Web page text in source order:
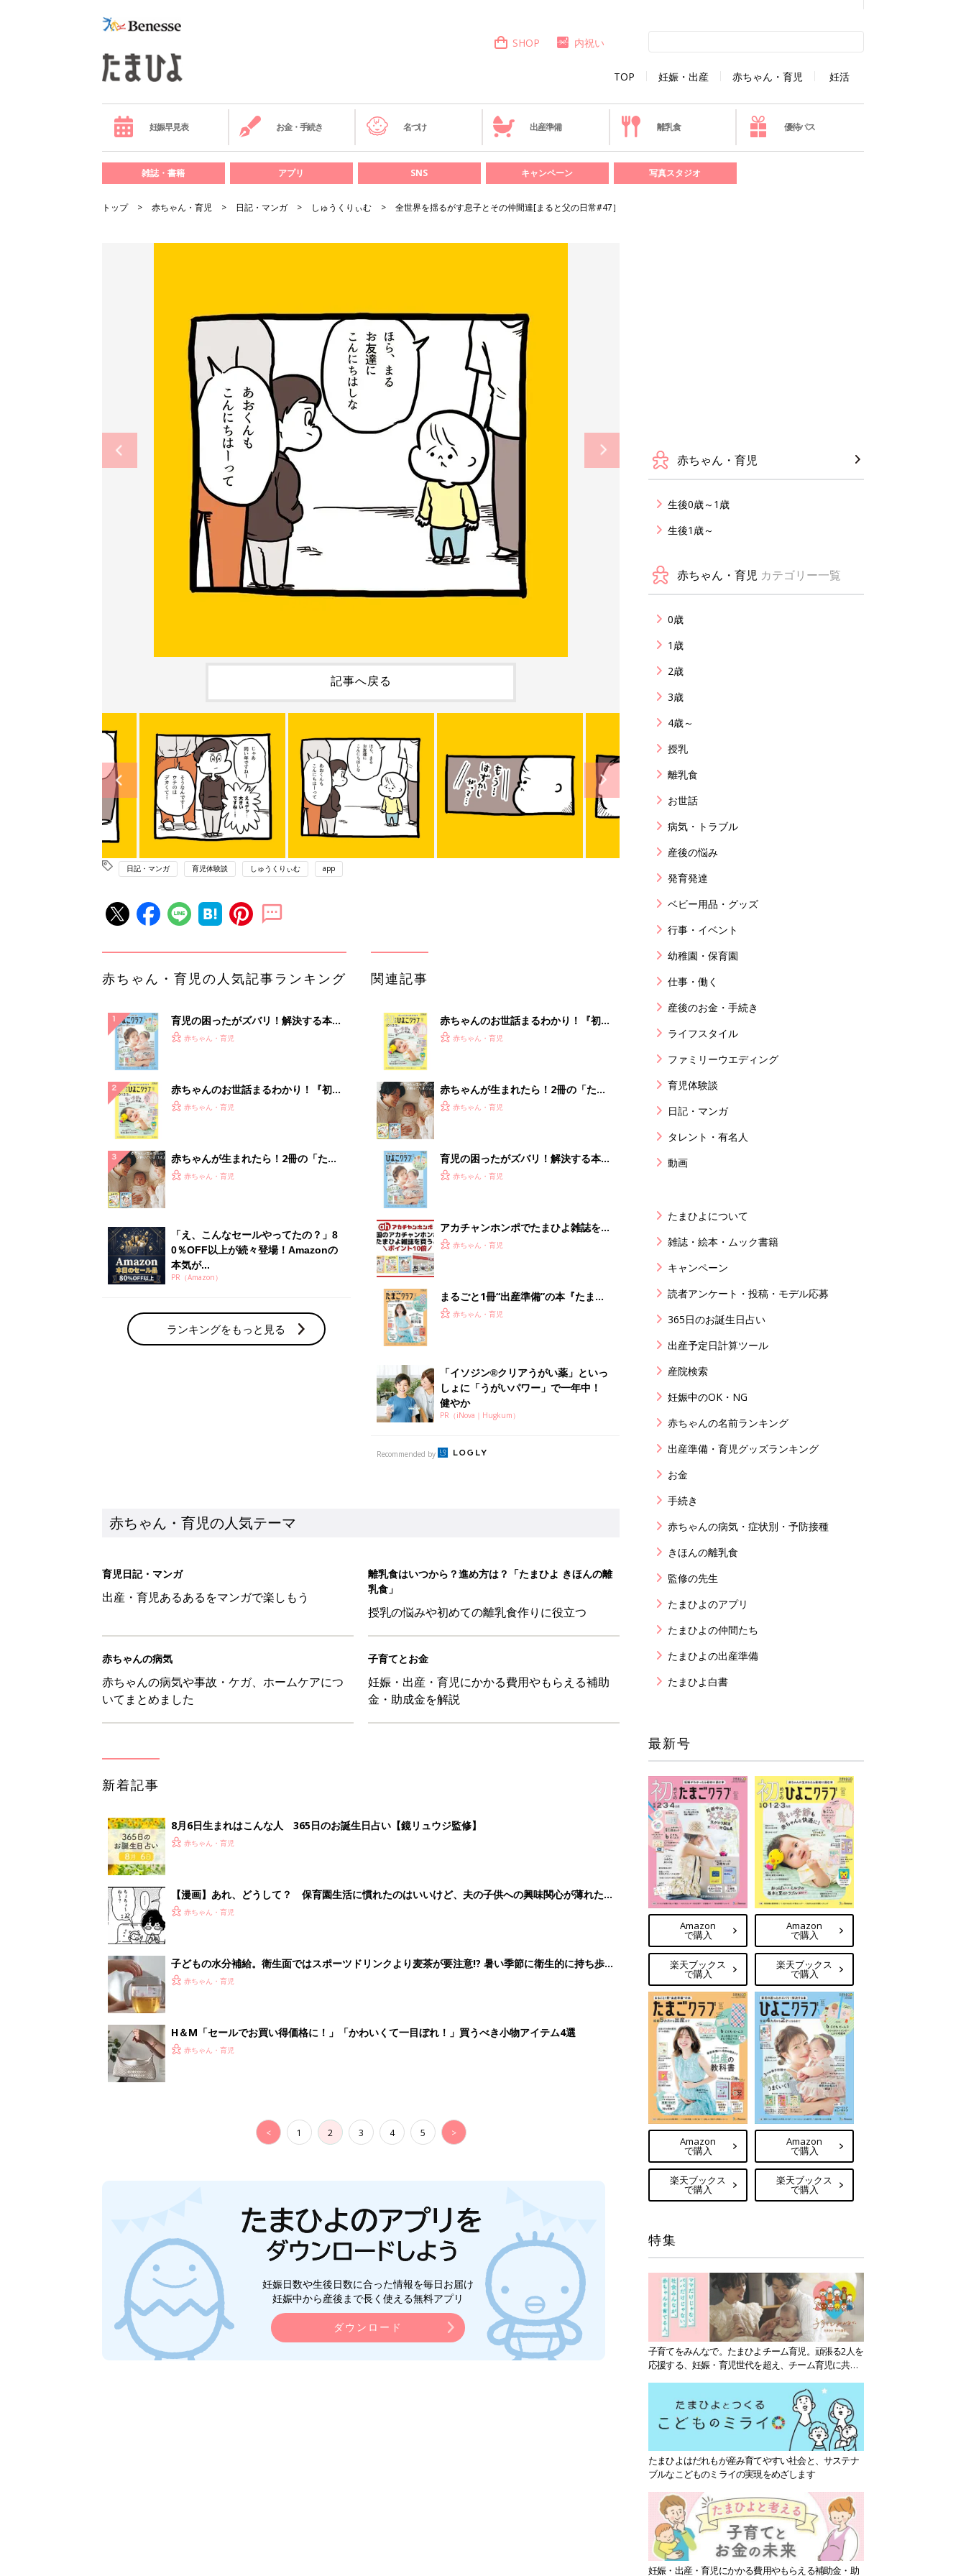
TOP 妊娠・出産 赤ちゃん・育児 妊活
SHOP 内祝い
妊娠早見表 お金・手続き 名づけ 出産準備 離乳食 優待パス
雑誌・書籍 アプリ SNS キャンペーン 写真スタジオ
トップ 赤ちゃん・育児 日記・マンガ しゅうくりぃむ 全世界を揺るがす息子とその仲間達[まると父の日常#47］
記事へ戻る
日記・マンガ 育児体験談 しゅうくりぃむ app
赤ちゃん・育児の人気記事ランキング
育児の困ったがズバリ！解決する本
『ひよこクラブ 夏号』 4カ月～2才
赤ちゃん・育児
赤ちゃんのお世話まるわかり！『初め
てのひよこクラブ 夏号』〈巻頭大特
赤ちゃん・育児
赤ちゃんが生まれたら！2冊の「たま
ひよ」
赤ちゃん・育児
「え、こんなセールやってたの？」8
0％OFF以上が続々登場！Amazonの
本気が...
PR（Amazon）
ランキングをもっと見る
関連記事
赤ちゃんのお世話まるわかり！『初め
てのひよこクラブ 夏号』〈巻頭大特
赤ちゃん・育児
赤ちゃんが生まれたら！2冊の「たま
ひよ」
赤ちゃん・育児
育児の困ったがズバリ！解決する本
『ひよこクラブ 夏号』 4カ月～2才
赤ちゃん・育児
アカチャンホンポでたまひよ雑誌を買
うとポイント10倍【期間限定】
赤ちゃん・育児
まるごと1冊“出産準備”の本『たまご
クラブ 夏号』〈スペシャル大特集〉
赤ちゃん・育児
「イソジン®クリアうがい薬」といっ
しょに「うがいパワー」で一年中！
健やか
PR（iNova｜Hugkum）
Recommended by
赤ちゃん・育児の人気テーマ
育児日記・マンガ
出産・育児あるあるをマンガで楽しもう
離乳食はいつから？進め方は？「たまひよ きほんの離
乳食」
授乳の悩みや初めての離乳食作りに役立つ
赤ちゃんの病気
赤ちゃんの病気や事故・ケガ、ホームケアにつ
いてまとめました
子育てとお金
妊娠・出産・育児にかかる費用やもらえる補助
金・助成金を解説
新着記事
8月6日生まれはこんな人 365日のお誕生日占い【鏡リュウジ監修】
赤ちゃん・育児
【漫画】あれ、どうして？ 保育園生活に慣れたのはいいけど、夫の子供への興味関心が薄れた気
がする……！『ふうふう子育て ＃91』
赤ちゃん・育児
子どもの水分補給。衛生面ではスポーツドリンクより麦茶が要注意!? 暑い季節に衛生的に持ち歩
く3つのコツとは？【専門家監修】
赤ちゃん・育児
H＆М「セールでお買い得価格に！」「かわいくて一目ぼれ！」買うべき小物アイテム4選
赤ちゃん・育児
< 1 2 3 4 5 >
妊娠日数や生後日数に合った情報を毎日お届け
妊娠中から産後まで長く使える無料アプリ
ダウンロード
赤ちゃん・育児
生後0歳～1歳
生後1歳～
赤ちゃん・育児 カテゴリー一覧
0歳
1歳
2歳
3歳
4歳～
授乳
離乳食
お世話
病気・トラブル
産後の悩み
発育発達
ベビー用品・グッズ
行事・イベント
幼稚園・保育園
仕事・働く
産後のお金・手続き
ライフスタイル
ファミリーウエディング
育児体験談
日記・マンガ
タレント・有名人
動画
たまひよについて
雑誌・絵本・ムック書籍
キャンペーン
読者アンケート・投稿・モデル応募
365日のお誕生日占い
出産予定日計算ツール
産院検索
妊娠中のOK・NG
赤ちゃんの名前ランキング
出産準備・育児グッズランキング
お金
手続き
赤ちゃんの病気・症状別・予防接種
きほんの離乳食
監修の先生
たまひよのアプリ
たまひよの仲間たち
たまひよの出産準備
たまひよ白書
最新号
Amazon
で購入
楽天ブックス
で購入
Amazon
で購入
楽天ブックス
で購入
Amazon
で購入
楽天ブックス
で購入
Amazon
で購入
楽天ブックス
で購入
特集
子育てをみんなで。たまひよチーム育児。頑張る2人を
応援する、妊娠・育児世代を超え、チーム育児に共感
たまひよはだれもが産み育てやすい社会と、サステナ
ブルなこどものミライの実現をめざします
妊娠・出産・育児にかかる費用やもらえる補助金・助